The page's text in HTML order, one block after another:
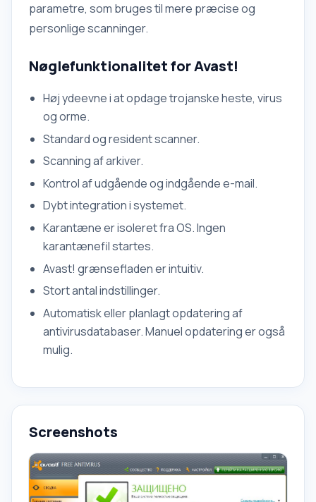
parametre, som bruges til mere præcise og
personlige scanninger.
Nøglefunktionalitet for Avast!
Høj ydeevne i at opdage trojanske heste, virus
og orme.
Standard og resident scanner.
Scanning af arkiver.
Kontrol af udgående og indgående e-mail.
Dybt integration i systemet.
Karantæne er isoleret fra OS. Ingen
karantænefil startes.
Avast! grænsefladen er intuitiv.
Stort antal indstillinger.
Automatisk eller planlagt opdatering af
antivirusdatabaser. Manuel opdatering er også
mulig.
Screenshots